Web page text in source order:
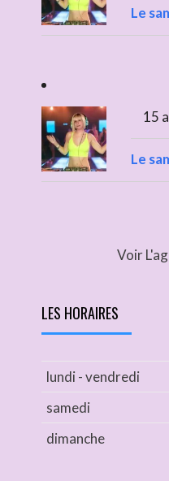
Le
15
Le
Voir
LES HORAIRES
lundi - vendredi
samedi
dimanche